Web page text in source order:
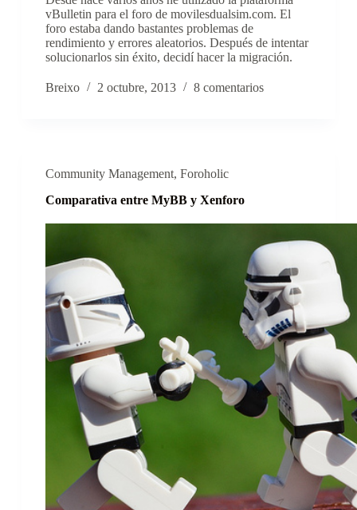
vBulletin para el foro de movilesdualsim.com. El
foro estaba dando bastantes problemas de
rendimiento y errores aleatorios. Después de intentar
solucionarlos sin éxito, decidí hacer la migración.
Breixo 2 octubre, 2013 8 comentarios
Community Management, Foroholic
Comparativa entre MyBB y Xenforo